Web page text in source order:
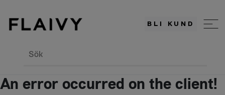
BLI KUND
Sök
An error occurred on the client!